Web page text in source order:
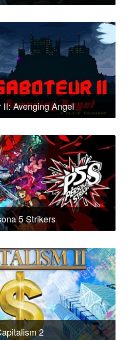
II: Avenging Angel
5 Strikers
2